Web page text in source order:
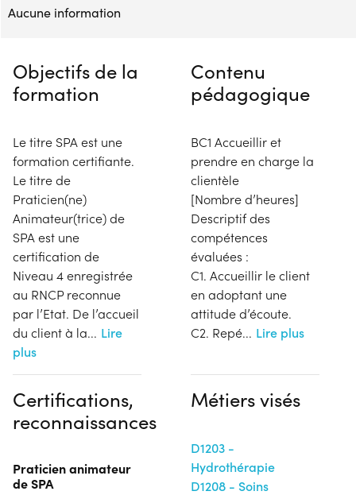
Aucune information
Objectifs de la
formation
Le titre SPA est une
formation certifiante.
Le titre de
Praticien(ne)
Animateur(trice) de
SPA est une
certification de
Niveau 4 enregistrée
au RNCP reconnue
par l’Etat. De l’accueil
du client à la... Lire
plus
Contenu
pédagogique
BC1 Accueillir et
prendre en charge la
clientèle
[Nombre d’heures]
Descriptif des
compétences
évaluées :
C1. Accueillir le client
en adoptant une
attitude d’écoute.
C2. Repé... Lire plus
Certifications,
reconnaissances
Praticien animateur
de SPA
Métiers visés
D1203 -
Hydrothérapie
D1208 - Soins